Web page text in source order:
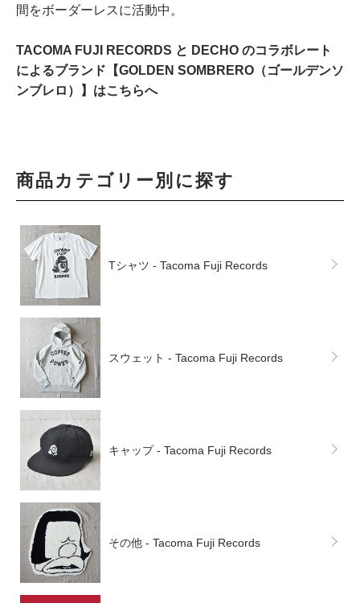
間をボーダーレスに活動中。
TACOMA FUJI RECORDS と DECHO のコラボレート
によるブランド【GOLDEN SOMBRERO（ゴールデンソ
ンブレロ）】はこちらへ
商品カテゴリー別に探す
Tシャツ - Tacoma Fuji Records
スウェット - Tacoma Fuji Records
キャップ - Tacoma Fuji Records
その他 - Tacoma Fuji Records